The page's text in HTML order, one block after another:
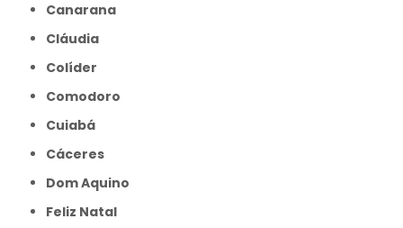
Canarana
Cláudia
Colíder
Comodoro
Cuiabá
Cáceres
Dom Aquino
Feliz Natal